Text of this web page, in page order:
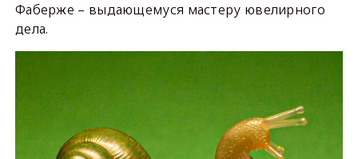
Фаберже – выдающемуся мастеру ювелирного
дела.